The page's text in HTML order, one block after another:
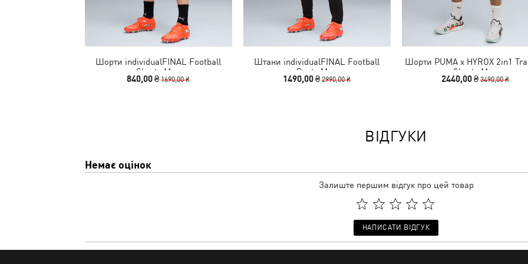
Шорти individualFINAL Football
Shorts Men
840,00 ₴1690,00 ₴
Штани individualFINAL Football
Pants Men
1490,00 ₴2990,00 ₴
Шорти PUMA x HYROX 2in1
Shorts Men
2440,00 ₴3490,00 ₴
ВІДГУКИ
Немає оцінок
Залиште першим відгук про цей товар
НАПИСАТИ ВІДГУК